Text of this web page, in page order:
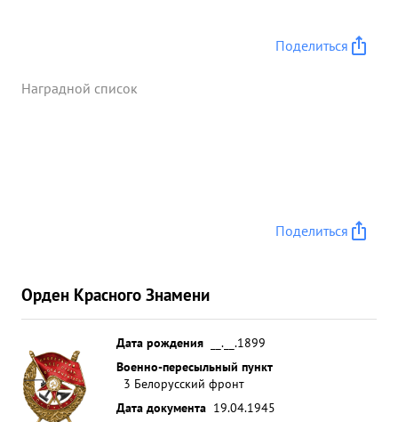
Поделиться
Наградной список
Поделиться
Орден Красного Знамени
Дата рождения
__.__.1899
Военно-пересыльный пункт
3 Белорусский фронт
Дата документа 19.04.1945